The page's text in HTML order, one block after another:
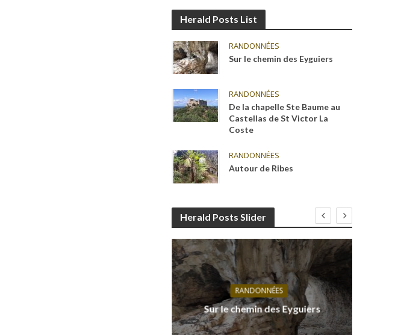
Herald Posts List
RANDONNÉES
Sur le chemin des Eyguiers
RANDONNÉES
De la chapelle Ste Baume au
Castellas de St Victor La
Coste
RANDONNÉES
Autour de Ribes
Herald Posts Slider
RANDONNÉES
Sur le chemin des Eyguiers